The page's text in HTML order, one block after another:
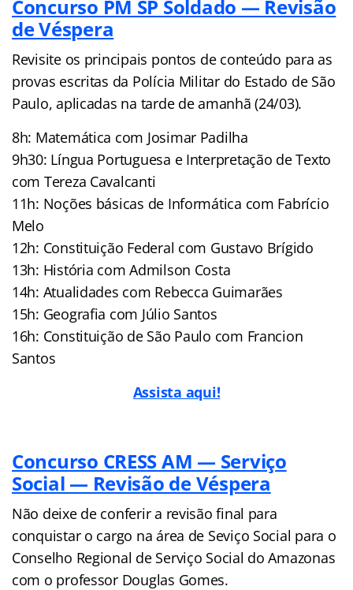
Concurso PM SP Soldado — Revisão
de Véspera
Revisite os principais pontos de conteúdo para as
provas escritas da Polícia Militar do Estado de São
Paulo, aplicadas na tarde de amanhã (24/03).
8h: Matemática com Josimar Padilha
9h30: Língua Portuguesa e Interpretação de Texto
com Tereza Cavalcanti
11h: Noções básicas de Informática com Fabrício
Melo
12h: Constituição Federal com Gustavo Brígido
13h: História com Admilson Costa
14h: Atualidades com Rebecca Guimarães
15h: Geografia com Júlio Santos
16h: Constituição de São Paulo com Francion
Santos
Assista aqui!
Concurso CRESS AM — Serviço
Social — Revisão de Véspera
Não deixe de conferir a revisão final para
conquistar o cargo na área de Seviço Social para o
Conselho Regional de Serviço Social do Amazonas
com o professor Douglas Gomes.